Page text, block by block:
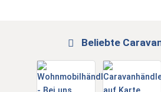
Beliebte